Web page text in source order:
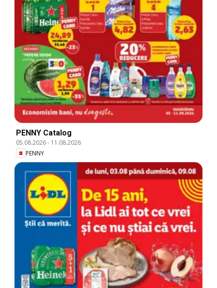
PENNY Catalog
05.08.2026- 11.08.2026
PENNY